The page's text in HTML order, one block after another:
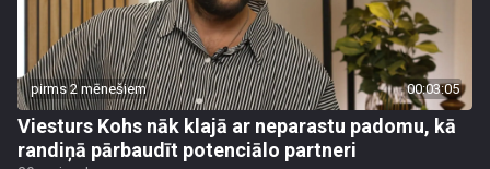
pirms 2 mēnešiem 00:03:05
Viesturs Kohs nāk klajā ar neparastu padomu, kā
randiņā pārbaudīt potenciālo partneri